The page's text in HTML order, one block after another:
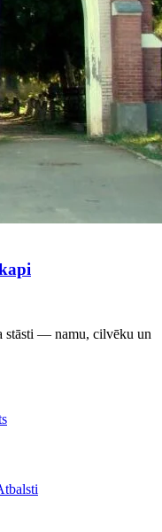
stāsti — namu, cilvēku un